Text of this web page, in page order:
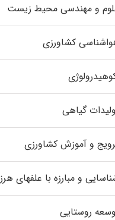
و مهندسی محیط زیست
کشاورزی
گیاهی
و آموزش کشاورزی
و مبارزه با علفهای هرز
روستایی